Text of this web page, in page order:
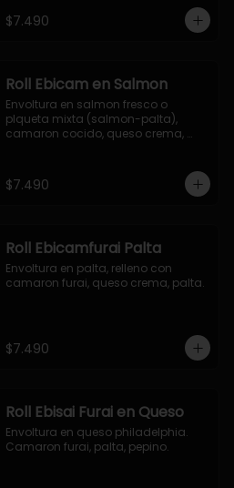
$7.490
Roll Ebicam en Salmon
Envoltura en salmon fresco o
plqueta mixta (salmon-palta),
camaron cocido, queso crema,
$7.490
Roll Ebicamfurai Palta
Envoltura en palta, relleno con
camaron furai, queso crema, palta.
$7.490
Roll Ebisai Furai en Queso
Envoltura en queso philadelphia.
Camaron furai, palta, pepino.